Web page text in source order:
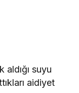
aldığı suyu
aidiyet